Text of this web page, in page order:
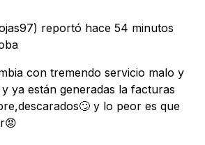
reportó hace 54 minutos
con tremendo servicio malo y
ya están generadas la facturas
y lo peor es que